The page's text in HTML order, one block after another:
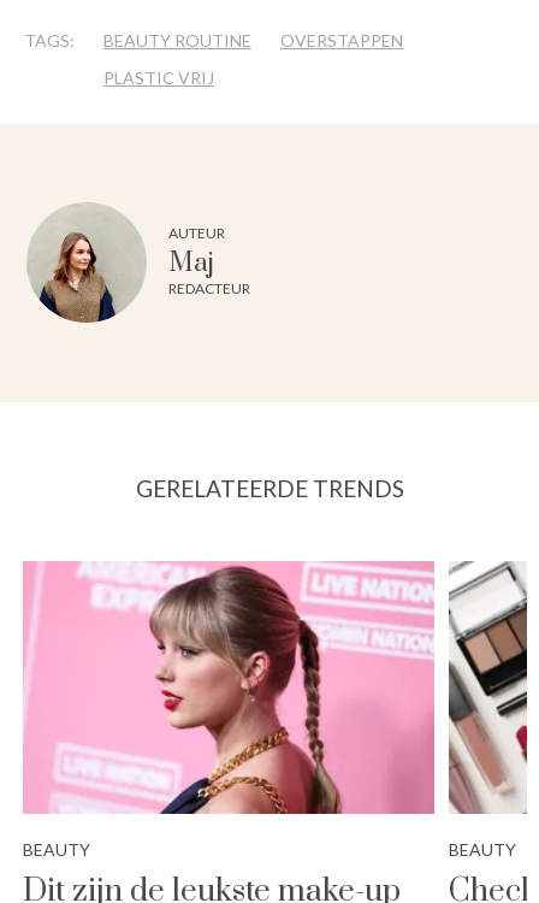
TAGS: BEAUTY ROUTINE
OVERSTAPPEN
PLASTIC VRIJ
AUTEUR
Maj
REDACTEUR
GERELATEERDE TRENDS
BEAUTY
Dit zijn de leukste make-up
BEAUTY